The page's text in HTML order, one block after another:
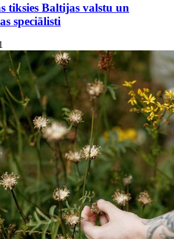
tiksies Baltijas valstu un
speciālisti